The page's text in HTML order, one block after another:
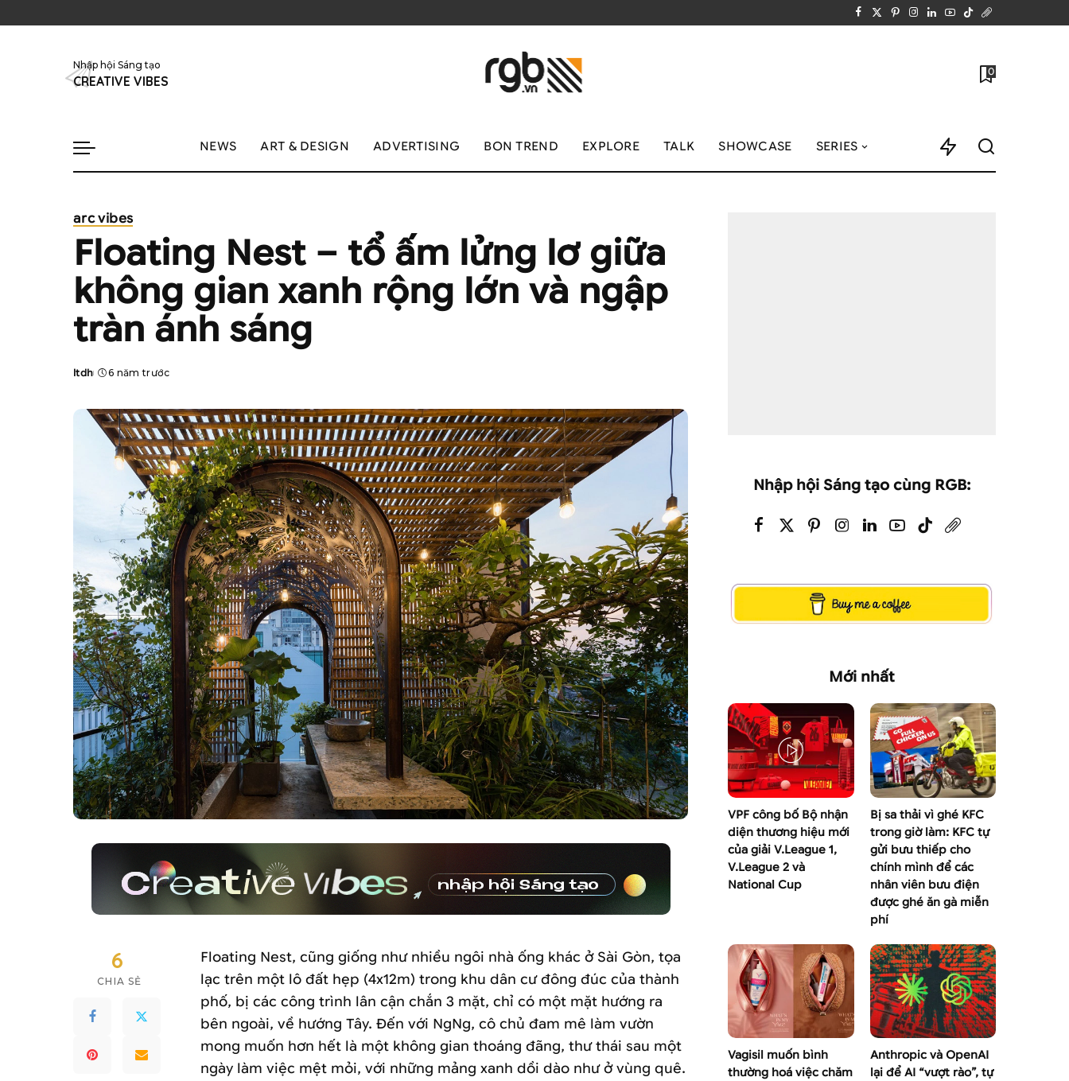
Nhập hội Sáng tạo
CREATIVE VIBES
0
NEWS ART & DESIGN ADVERTISING BON TREND EXPLORE TALK SHOWCASE SERIES
arc vibes
Floating Nest – tổ ấm lửng lơ giữa
không gian xanh rộng lớn và ngập
tràn ánh sáng
Posted
ltdh 6 năm trước
6
CHIA SẺ
Floating Nest, cũng giống như nhiều ngôi nhà ống khác ở Sài Gòn, tọa
lạc trên một lô đất hẹp (4x12m) trong khu dân cư đông đúc của thành
phố, bị các công trình lân cận chắn 3 mặt, chỉ có một mặt hướng ra
bên ngoài, về hướng Tây. Đến với NgNg, cô chủ đam mê làm vườn
mong muốn hơn hết là một không gian thoáng đãng, thư thái sau một
ngày làm việc mệt mỏi, với những mảng xanh dồi dào như ở vùng quê.
Nhập hội Sáng tạo cùng RGB:
Mới nhất
VPF công bố Bộ nhận
diện thương hiệu mới
của giải V.League 1,
V.League 2 và
National Cup
Bị sa thải vì ghé KFC
trong giờ làm: KFC tự
gửi bưu thiếp cho
chính mình để các
nhân viên bưu điện
được ghé ăn gà miễn
phí
Vagisil muốn bình
thường hoá việc chăm
Anthropic và OpenAI
lại để AI “vượt rào”, tự